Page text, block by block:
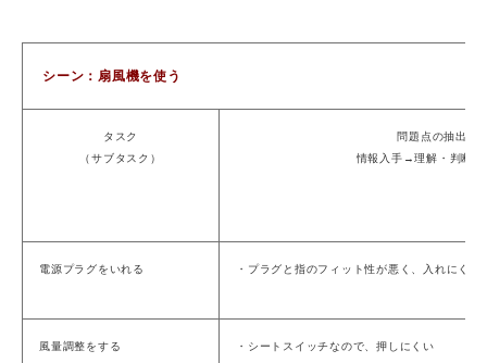
シーン：扇風機を使う
タスク
（サブタスク）
問題点の抽出
情報入手→理解・判断→
電源プラグをいれる ・プラグと指のフィット性が悪く、入れにくい
風量調整をする ・シートスイッチなので、押しにくい